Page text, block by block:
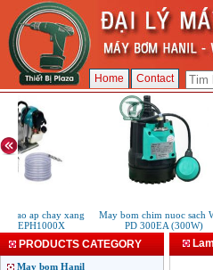
Home Contact
cao ap chay xang
EPH1000X
May bom chim nuoc sach
PD 300EA (300W)
PRODUCTS CATEGORY
May bom Hanil